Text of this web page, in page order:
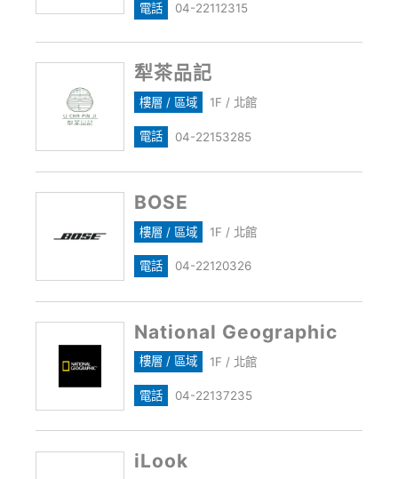
電話 04-22112315
犁茶品記
樓層 / 區域 1F / 北館
電話 04-22153285
BOSE
樓層 / 區域 1F / 北館
電話 04-22120326
National Geographic
樓層 / 區域 1F / 北館
電話 04-22137235
iLook